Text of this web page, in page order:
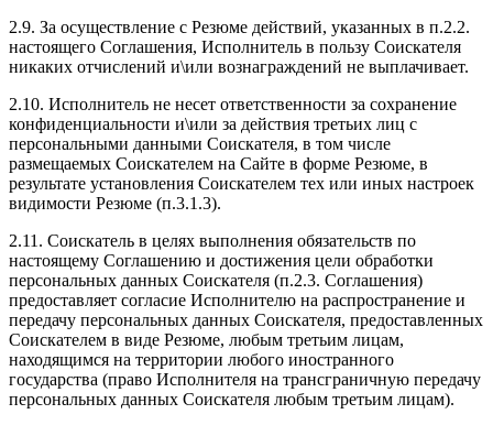
2.9. За осуществление с Резюме действий, указанных в п.2.2.
настоящего Соглашения, Исполнитель в пользу Соискателя
никаких отчислений и\или вознаграждений не выплачивает.
2.10. Исполнитель не несет ответственности за сохранение
конфиденциальности и\или за действия третьих лиц с
персональными данными Соискателя, в том числе
размещаемых Соискателем на Сайте в форме Резюме, в
результате установления Соискателем тех или иных настроек
видимости Резюме (п.3.1.3).
2.11. Соискатель в целях выполнения обязательств по
настоящему Соглашению и достижения цели обработки
персональных данных Соискателя (п.2.3. Соглашения)
предоставляет согласие Исполнителю на распространение и
передачу персональных данных Соискателя, предоставленных
Соискателем в виде Резюме, любым третьим лицам,
находящимся на территории любого иностранного
государства (право Исполнителя на трансграничную передачу
персональных данных Соискателя любым третьим лицам).